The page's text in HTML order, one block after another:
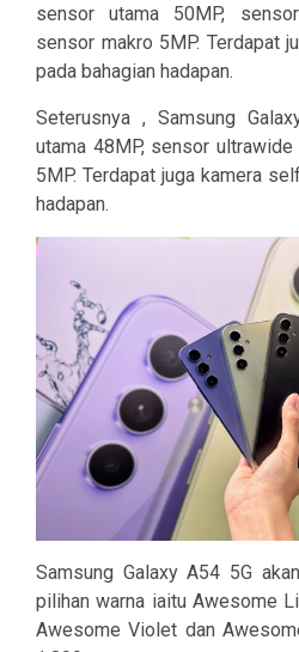
sensor utama 50MP,
sensor makro 5MP. Terdapat
pada bahagian hadapan.
Seterusnya , Samsung
utama 48MP, sensor
5MP. Terdapat juga kamera
hadapan.
Samsung Galaxy A54 5G
pilihan warna iaitu Awesome
Awesome Violet dan